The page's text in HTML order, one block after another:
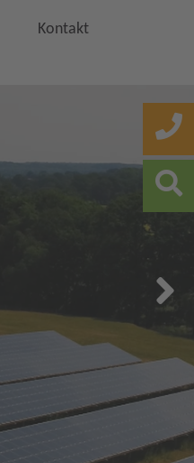
Kontakt